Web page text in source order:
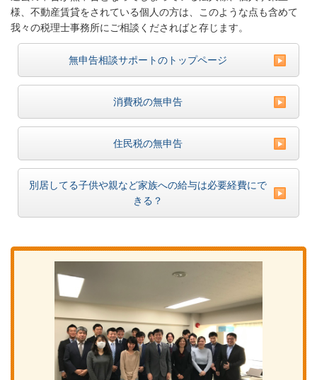
様、不動産賃貸をされている個人の方は、このような点も含めて
我々の税理士事務所にご相談くださればと存じます。
無申告相談サポートのトップページ
消費税の無申告
住民税の無申告
別居してる子供や親など家族への給与は必要経費にで
きる？